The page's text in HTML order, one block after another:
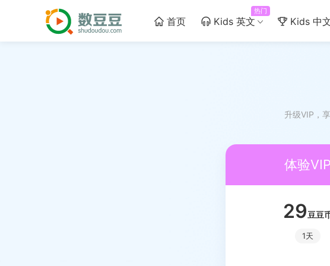
首页 Kids 英文
热门
Kids 中
升级VIP，
体验VIP
29豆豆
1天